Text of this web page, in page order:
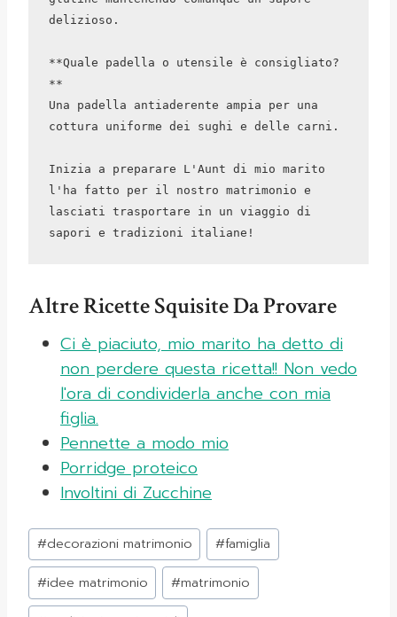
delizioso.
**Quale padella o utensile è consigliato?
**
Una padella antiaderente ampia per una
cottura uniforme dei sughi e delle carni.
Inizia a preparare L'Aunt di mio marito
l'ha fatto per il nostro matrimonio e
lasciati trasportare in un viaggio di
Altre Ricette Squisite Da Provare
Ci è piaciuto, mio marito ha detto di
non perdere questa ricetta!! Non vedo
l'ora di condividerla anche con mia
figlia.
Pennette a modo mio
Porridge proteico
Involtini di Zucchine
Tag
articolo:
#decorazioni matrimonio #famiglia
#idee matrimonio #matrimonio